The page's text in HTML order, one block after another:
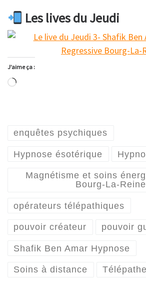
Les lives du Jeudi
J’aime ça :
Chargement…
enquêtes psychiques
Hypnose ésotérique
Magnétisme et soins
Bourg-La-Reine
opérateurs télépathiques
pouvoir créateur pouvoir
Shafik Ben Amar Hypnose
Soins à distance Télépathe